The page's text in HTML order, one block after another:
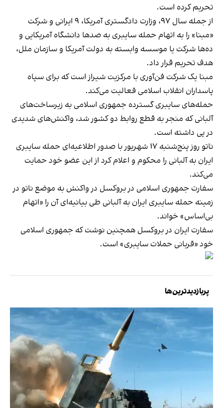
تحریم کرده است.
از جمله سال ۹۷، وزارت دادگستری آمریکا، ۹ ایرانی و شرکت
«مبنا» را به اتهام حمله سایبری به صدها دانشگاه آمریکایی و
ده‌ها شرکت یا موسسه وابسته به دولت آمریکا و سازمان ملل،
هدف تحریم قرار داد.
مبنا یک شرکت فن‌آوری با مرکزیت شیراز است که برای سپاه
پاسداران انقلاب اسلامی فعالیت می‌کند.
حمله‌های سایبری گسترده جمهوری اسلامی به زیرساخت‌های
آلبانی که منجر به قطع روابط دو کشور شد، واکنش‌های شدیدی
در پی داشته است.
ناتو روز پنج‌شنبه ۱۷ شهریور با صدور اطلاعیه‌ای حمله سایبری
ایران به آلبانی را محکوم و اعلام کرد از این عضو خود حمایت
می‌کند.
سفارت جمهوری اسلامی در بروکسل در واکنش به موضع ناتو در
زمینه حمله سایبری ایران به آلبانی طی بیانیه‌ای آن را «اتهام
بی‌اساس»‌ خواند.
سفارت ایران در بروکسل همچنین نوشت که جمهوری اسلامی
خود «قربانی حملات سایبری» است.
پربازدیدترین‌ها